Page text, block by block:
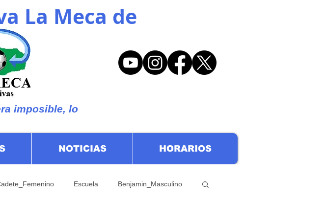
La Meca de
imposible, lo
NOTICIAS HORARIOS
Escuela Benjamin_Masculino